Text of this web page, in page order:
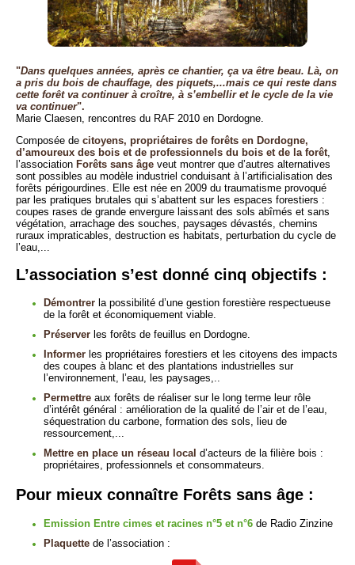
"Dans quelques années, après ce chantier, ça va être beau. Là, on
a pris du bois de chauffage, des piquets,...mais ce qui reste dans
cette forêt va continuer à croître, à s’embellir et le cycle de la vie
va continuer".
Marie Claesen, rencontres du RAF 2010 en Dordogne.
Composée de citoyens, propriétaires de forêts en Dordogne,
d’amoureux des bois et de professionnels du bois et de la forêt
l’association Forêts sans âge veut montrer que d’autres alternatives
sont possibles au modèle industriel conduisant à l’artificialisation des
forêts périgourdines. Elle est née en 2009 du traumatisme provoqué
par les pratiques brutales qui s’abattent sur les espaces forestiers :
coupes rases de grande envergure laissant des sols abîmés et sans
végétation, arrachage des souches, paysages dévastés, chemins
ruraux impraticables, destruction es habitats, perturbation du cycle de
l’eau,...
L’association s’est donné cinq objectifs :
Démontrer la possibilité d’une gestion forestière respectueuse
de la forêt et économiquement viable.
Préserverles forêts de feuillus en Dordogne.
Informerles propriétaires forestiers et les citoyens des impacts
des coupes à blanc et des plantations industrielles sur
l’environnement, l’eau, les paysages,..
Permettreaux forêts de réaliser sur le long terme leur rôle
d’intérêt général : amélioration de la qualité de l’air et de l’eau,
séquestration du carbone, formation des sols, lieu de
ressourcement,...
Mettre en place un réseau local d’acteurs de la filière bois :
propriétaires, professionnels et consommateurs.
Pour mieux connaître Forêts sans âge :
Emission Entre cimes et racines n°5 et n°6de Radio Zinzine
Plaquettede l’association :